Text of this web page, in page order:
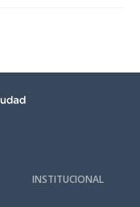
INSTITUCIONAL